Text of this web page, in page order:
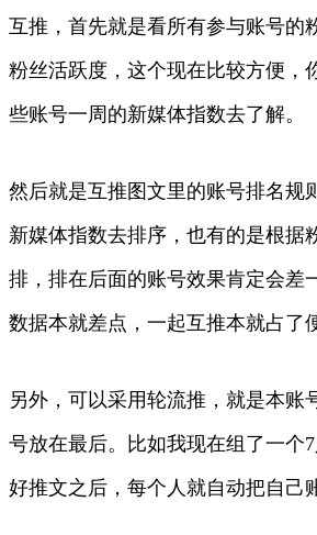
互推，首先就是看所有参与账号的
粉丝活跃度，这个现在比较方便，
些账号一周的新媒体指数去了解。
然后就是互推图文里的账号排名规
新媒体指数去排序，也有的是根据
排，排在后面的账号效果肯定会差
数据本就差点，一起互推本就占了
另外，可以采用轮流推，就是本账
号放在最后。比如我现在组了一个
好推文之后，每个人就自动把自己